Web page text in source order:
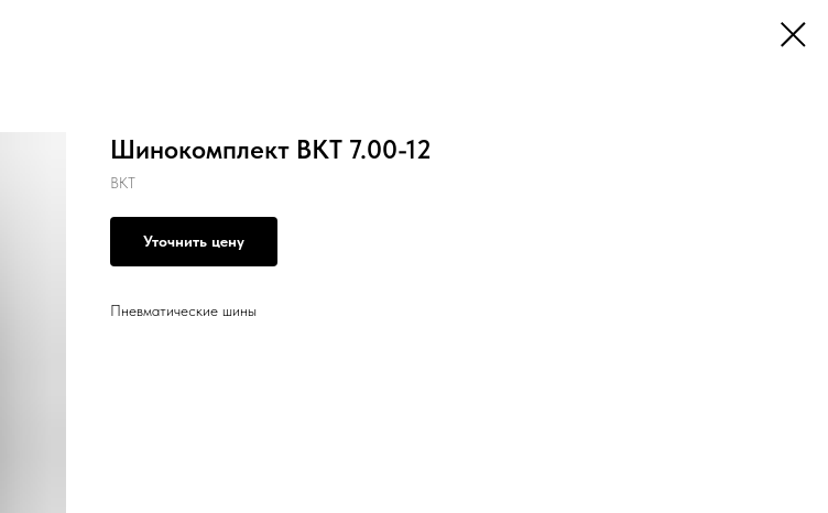
Шинокомплект BKT 7.00-12
BKT
Уточнить цену
Пневматические шины